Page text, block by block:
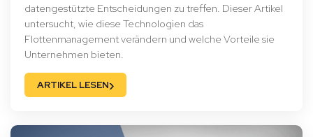
datengestützte Entscheidungen zu treffen. Dieser Artikel
untersucht, wie diese Technologien das
Flottenmanagement verändern und welche Vorteile sie
Unternehmen bieten.
ARTIKEL LESEN›